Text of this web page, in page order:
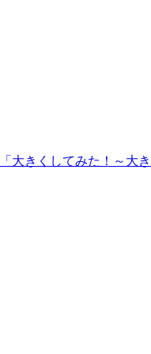
大きくしてみた！～大